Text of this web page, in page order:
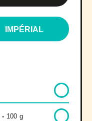
IMPÉRIAL
- 100 g